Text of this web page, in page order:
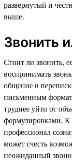
развернутый и
выше.
Звонить
Стоит ли звонить,
воспринимать
общение в
письменным
труднее уйти от
формулировками.
профессионал
может счесть
неожиданный